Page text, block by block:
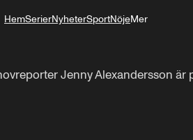
HemSerierNyheterSportNöjeMer
Jenny Alexandersson är